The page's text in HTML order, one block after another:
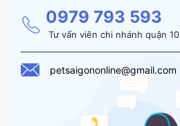
0979 793 593
Tư vấn viên chi nhánh quận 10
petsaigononline@gmail.com